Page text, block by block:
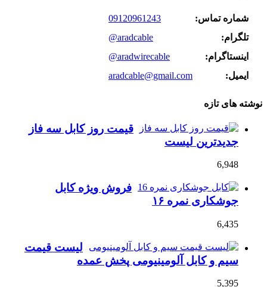
شماره تماس:
09120961243
تلگرام:
@aradcable
اینستاگرام:
@aradwirecable
ایمیل:
aradcable@gmail.com
نوشته های تازه
قیمت روز کابل سه فاز
جدیدترین لیست
6,948
فروش ویژه کابل
جوشکاری نمره ۱۶
6,435
لیست قیمت
سیم و کابل آلومینیومی پخش عمده
5,395